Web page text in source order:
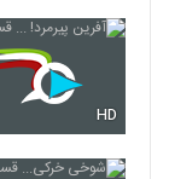
HD